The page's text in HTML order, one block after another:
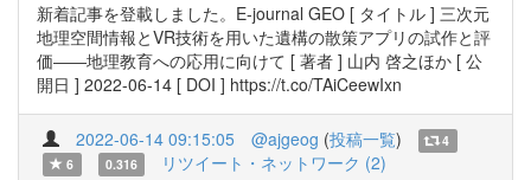
新着記事を登載しました。E-journal GEO [ タイトル ] 三次元
地理空間情報とVR技術を用いた遺構の散策アプリの試作と評
価――地理教育への応用に向けて [ 著者 ] 山内 啓之ほか [ 公
開日 ] 2022-06-14 [ DOI ] https://t.co/TAiCeewIxn
2022-06-14 09:15:05 @ajgeog (投稿一覧)
4
6
0.316 リツイート・ネットワーク (2)